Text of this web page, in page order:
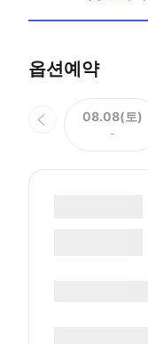
옵션예약
08.08(토)
-